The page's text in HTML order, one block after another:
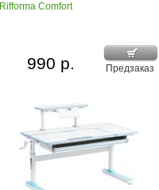
Rifforma Comfort
Предзаказ
990 р.